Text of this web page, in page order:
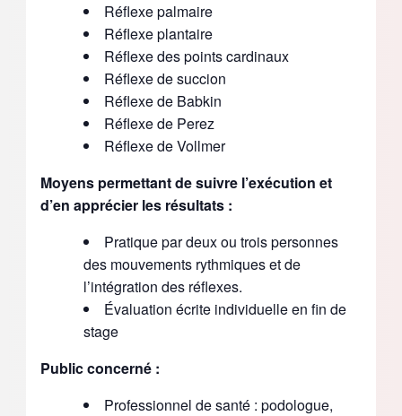
Réflexe palmaire
Réflexe plantaire
Réflexe des points cardinaux
Réflexe de succion
Réflexe de Babkin
Réflexe de Perez
Réflexe de Vollmer
Moyens permettant de suivre l’exécution et
d’en apprécier les résultats :
Pratique par deux ou trois personnes
des mouvements rythmiques et de
l’intégration des réflexes.
Évaluation écrite individuelle en fin de
stage
Public concerné :
Professionnel de santé : podologue,